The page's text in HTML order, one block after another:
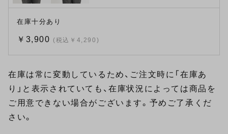
在庫十分あり
￥3,900 (税込￥4,290)
在庫は常に変動しているため、ご注文時に「在庫あ
り」と表示されていても、在庫状況によっては商品を
ご用意できない場合がございます。予めご了承くだ
さい。